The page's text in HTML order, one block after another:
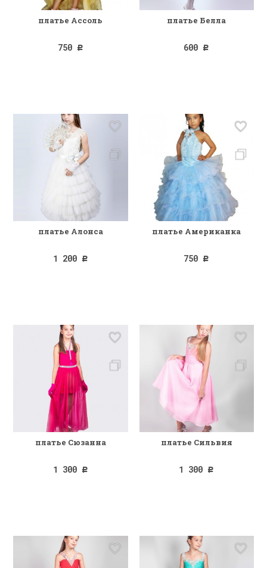
платье Ассоль
750 Р
платье Белла
600 Р
платье Алонса
1 200 Р
платье Американка
750 Р
платье Сюзанна
1 300 Р
платье Сильвия
1 300 Р